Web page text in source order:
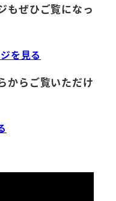
もぜひご覧になっ
を見る
からご覧いただけ